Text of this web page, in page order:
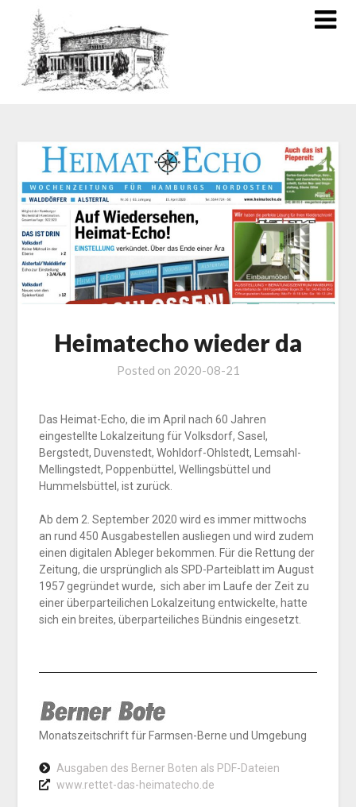
Heimatecho wieder da
Posted on 2020-08-21
Das Heimat-Echo, die im April nach 60 Jahren
eingestellte Lokalzeitung für Volksdorf, Sasel,
Bergstedt, Duvenstedt, Wohldorf-Ohlstedt, Lemsahl-
Mellingstedt, Poppenbüttel, Wellingsbüttel und
Hummelsbüttel, ist zurück.
Ab dem 2. September 2020 wird es immer mittwochs
an rund 450 Ausgabestellen ausliegen und wird zudem
einen digitalen Ableger bekommen. Für die Rettung der
Zeitung, die ursprünglich als SPD-Parteiblatt im August
1957 gegründet wurde, sich aber im Laufe der Zeit zu
einer überparteilichen Lokalzeitung entwickelte, hatte
sich ein breites, überparteiliches Bündnis eingesetzt.
Monatszeitschrift für Farmsen-Berne und Umgebung
Ausgaben des Berner Boten als PDF-Dateien
www.rettet-das-heimatecho.de